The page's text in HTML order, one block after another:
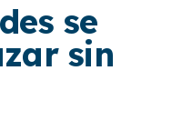
se
sin